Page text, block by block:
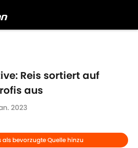
Reis sortiert auf
aus
2023
als bevorzugte Quelle hinzu